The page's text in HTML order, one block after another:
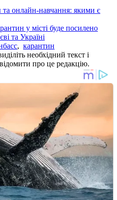
та онлайн-навчання: якими є
у місті буде посилено
та Україні
, карантин
необхідний текст і
про це редакцію.